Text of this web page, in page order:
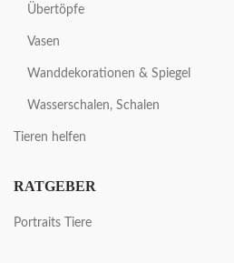
Übertöpfe
Vasen
Wanddekorationen & Spiegel
Wasserschalen, Schalen
Tieren helfen
RATGEBER
Portraits Tiere